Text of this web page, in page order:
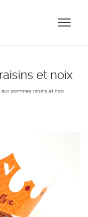
et noix
aux pommes raisins et noix